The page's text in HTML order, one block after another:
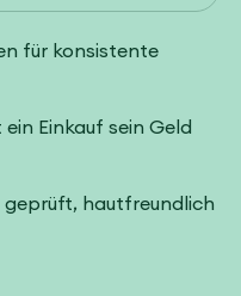
für konsistente
Einkauf sein Geld
hautfreundlich